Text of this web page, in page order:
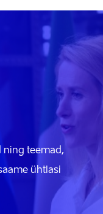
ning teemad,
ühtlasi